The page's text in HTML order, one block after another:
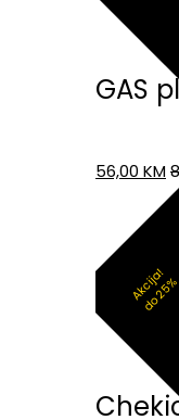
GAS
56,00 KM
Akcija!
do 25%